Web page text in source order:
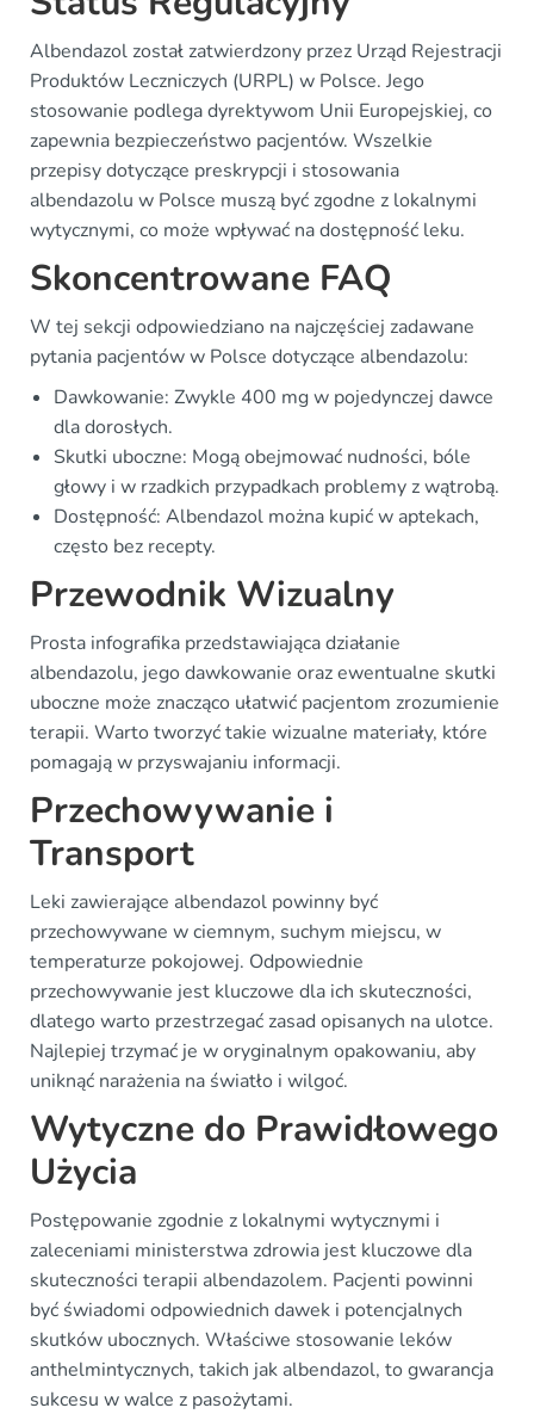
Albendazol został zatwierdzony przez Urząd Rejestracji
Produktów Leczniczych (URPL) w Polsce. Jego
stosowanie podlega dyrektywom Unii Europejskiej, co
zapewnia bezpieczeństwo pacjentów. Wszelkie
przepisy dotyczące preskrypcji i stosowania
albendazolu w Polsce muszą być zgodne z lokalnymi
wytycznymi, co może wpływać na dostępność leku.
Skoncentrowane FAQ
W tej sekcji odpowiedziano na najczęściej zadawane
pytania pacjentów w Polsce dotyczące albendazolu:
Dawkowanie: Zwykle 400 mg w pojedynczej dawce
dla dorosłych.
Skutki uboczne: Mogą obejmować nudności, bóle
głowy i w rzadkich przypadkach problemy z wątrobą.
Dostępność: Albendazol można kupić w aptekach,
często bez recepty.
Przewodnik Wizualny
Prosta infografika przedstawiająca działanie
albendazolu, jego dawkowanie oraz ewentualne skutki
uboczne może znacząco ułatwić pacjentom zrozumienie
terapii. Warto tworzyć takie wizualne materiały, które
pomagają w przyswajaniu informacji.
Przechowywanie i
Transport
Leki zawierające albendazol powinny być
przechowywane w ciemnym, suchym miejscu, w
temperaturze pokojowej. Odpowiednie
przechowywanie jest kluczowe dla ich skuteczności,
dlatego warto przestrzegać zasad opisanych na ulotce.
Najlepiej trzymać je w oryginalnym opakowaniu, aby
uniknąć narażenia na światło i wilgoć.
Wytyczne do Prawidłowego
Użycia
Postępowanie zgodnie z lokalnymi wytycznymi i
zaleceniami ministerstwa zdrowia jest kluczowe dla
skuteczności terapii albendazolem. Pacjenti powinni
być świadomi odpowiednich dawek i potencjalnych
skutków ubocznych. Właściwe stosowanie leków
anthelmintycznych, takich jak albendazol, to gwarancja
sukcesu w walce z pasożytami.